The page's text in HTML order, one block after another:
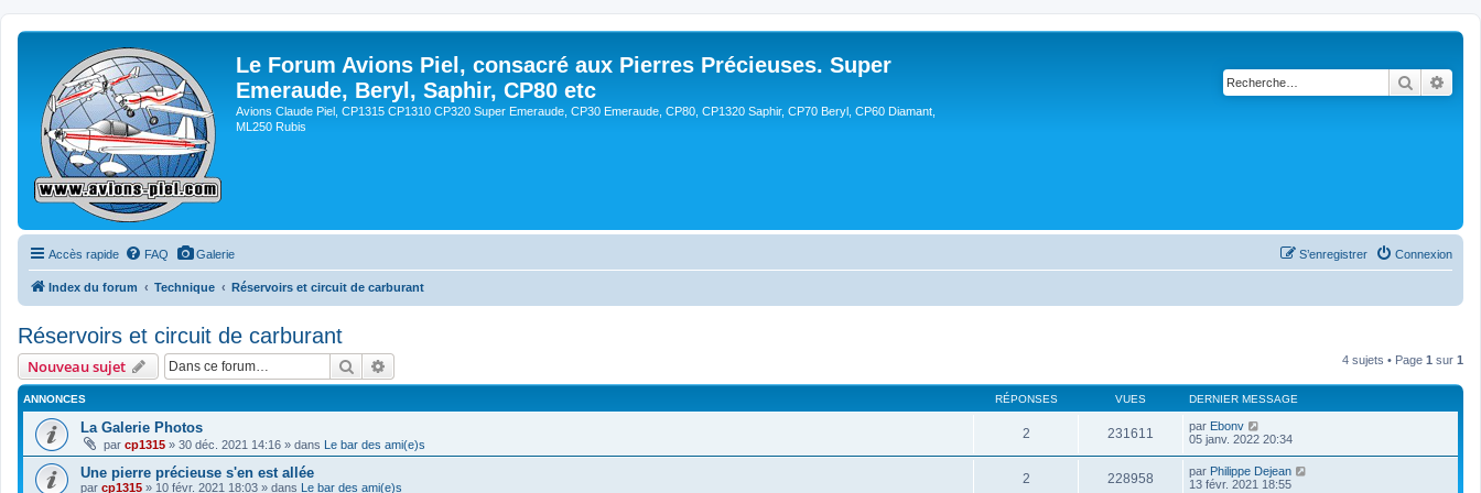
Le Forum Avions Piel, consacré aux Pierres Précieuses. Super
Emeraude, Beryl, Saphir, CP80 etc
Avions Claude Piel, CP1315 CP1310 CP320 Super Emeraude, CP30 Emeraude, CP80, CP1320 Saphir, CP70 Beryl, CP60 Diamant,
ML250 Rubis
Accès rapide FAQ Galerie Connexion
S’enregistrer
Index du forum Technique Réservoirs et circuit de carburant
Réservoirs et circuit de carburant
Nouveau sujet Rechercher 4 sujets • Page 1 sur 1
ANNONCES RÉPONSES VUES DERNIER MESSAGE
La Galerie Photos
par cp1315 » 30 déc. 2021 14:16 » dans Le bar des ami(e)s
2 231611 par Ebonv
05 janv. 2022 20:34
Une pierre précieuse s'en est allée
par cp1315 » 10 févr. 2021 18:03 » dans Le bar des ami(e)s
2 228958 par Philippe Dejean
13 févr. 2021 18:55